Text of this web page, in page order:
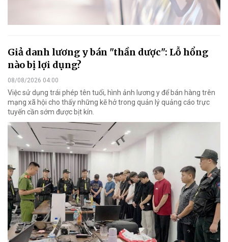
Giả danh lương y bán "thần dược": Lỗ hổng
nào bị lợi dụng?
08/08/2026 04:00
Việc sử dụng trái phép tên tuổi, hình ảnh lương y để bán hàng trên
mạng xã hội cho thấy những kẽ hở trong quản lý quảng cáo trực
tuyến cần sớm được bịt kín.